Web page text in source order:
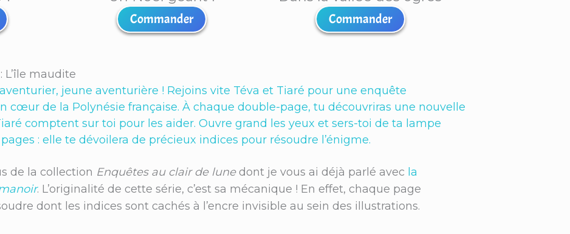
Commander Commander
L’île maudite
jeune aventurière ! Rejoins vite Téva et Tiaré pour une enquête
cœur de la Polynésie française. À chaque double-page, tu découvriras une nouvelle
comptent sur toi pour les aider. Ouvre grand les yeux et sers-toi de ta lampe
: elle te dévoilera de précieux indices pour résoudre l’énigme.
de la collection Enquêtes au clair de lunedont je vous ai déjà parlé avec la
. L’originalité de cette série, c’est sa mécanique ! En effet, chaque page
dont les indices sont cachés à l’encre invisible au sein des illustrations.